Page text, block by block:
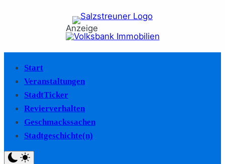
Anzeige
Start
Veranstaltungen
StadtTicker
Revierverhalten
Geschmackssachen
Stadtgeschichte(n)